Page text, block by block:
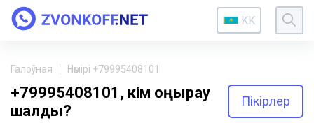
KK
Галоўная Нөмірі +79995408101
+79995408101, кім қоңырау
шалды?
Пікірлер